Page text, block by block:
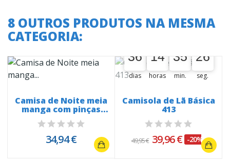
8 OUTROS PRODUTOS NA MESMA
CATEGORIA:
Camisa de Noite meia
manga com pinças
25025 com...
34,94 €
36
36
00
dias
14
14
00
horas
35
35
00
min.
26
26
27
seg.
Camisola de Lã Básica
413
49,95 € 39,96 € -20%